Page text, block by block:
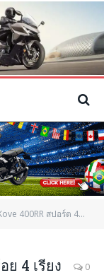
สปอร์ต 4 ร้อย 4 เรียง จากแดนมังกร
ย 4 เรียง
0